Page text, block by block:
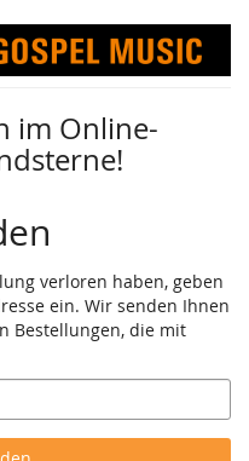
im Online-
verloren haben, geben
ein. Wir senden Ihnen
Bestellungen, die mit